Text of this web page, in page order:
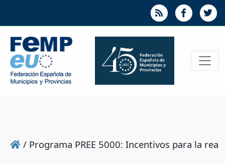
/ Programa PREE 5000: Incentivos para la